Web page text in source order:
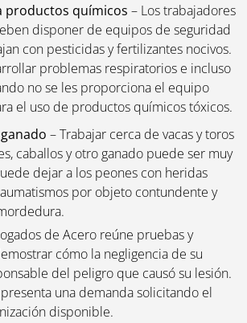
productos químicos – Los trabajadores
disponer de equipos de seguridad
con pesticidas y fertilizantes nocivos.
problemas respiratorios e incluso
no se les proporciona el equipo
el uso de productos químicos tóxicos.
– Trabajar cerca de vacas y toros
caballos y otro ganado puede ser muy
dejar a los peones con heridas
por objeto contundente y
de Acero reúne pruebas y
cómo la negligencia de su
del peligro que causó su lesión.
una demanda solicitando el
disponible.